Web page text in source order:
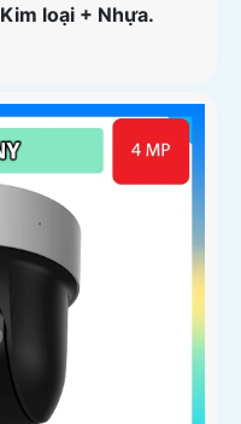
loại + Nhựa.